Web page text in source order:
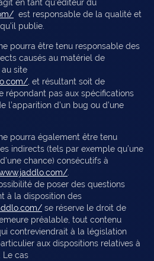
en tant qu’éditeur du
est responsable de la qualité et
publie.
pourra être tenu responsable des
causés au matériel de
au site
, et résultant soit de
répondant pas aux spécifications
l’apparition d’un bug ou d’une
pourra également être tenu
indirects (tels par exemple qu’une
chance) consécutifs à
.
de poser des questions
à la disposition des
se réserve le droit de
préalable, tout contenu
contreviendrait à la législation
aux dispositions relatives à
Le cas